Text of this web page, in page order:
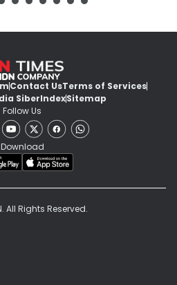
Contact UsTerms of Services
SiberIndexSitemap
Follow Us
Download
All Rights Reserved.